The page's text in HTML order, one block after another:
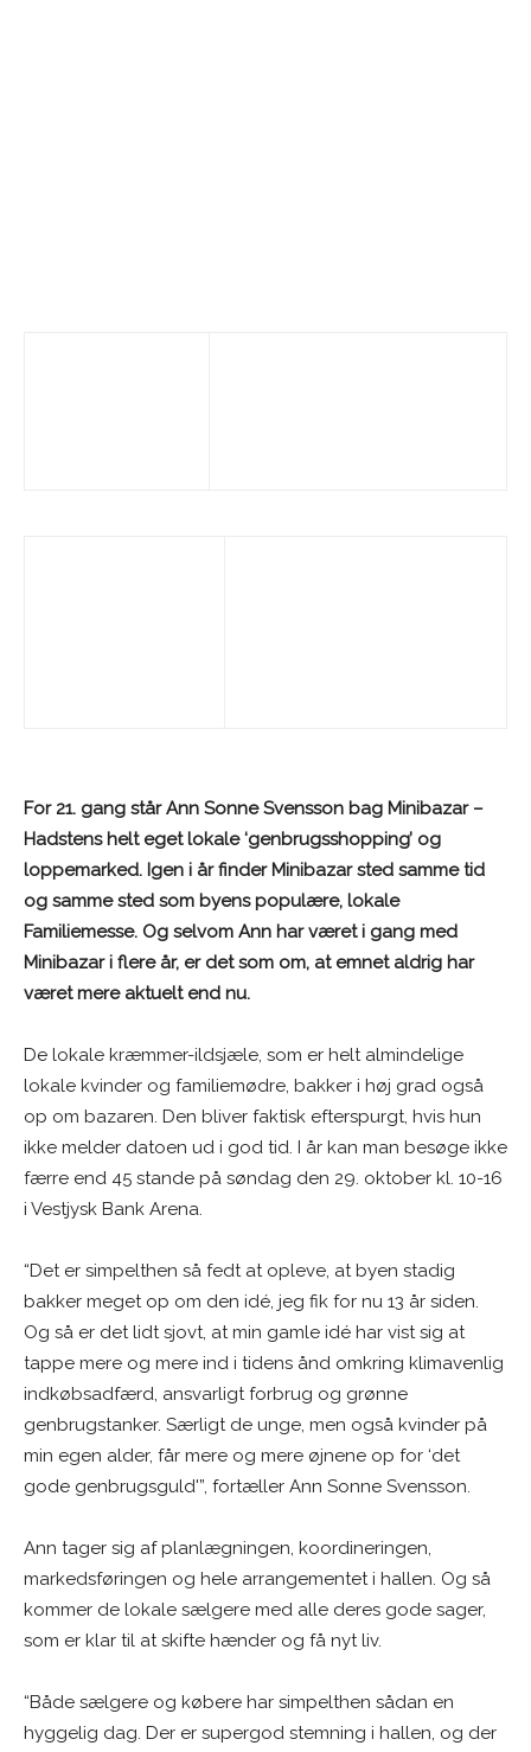
For 21. gang står Ann Sonne Svensson bag Minibazar –
Hadstens helt eget lokale ‘genbrugsshopping’ og
loppemarked. Igen i år finder Minibazar sted samme tid
og samme sted som byens populære, lokale
Familiemesse. Og selvom Ann har været i gang med
Minibazar i flere år, er det som om, at emnet aldrig har
været mere aktuelt end nu.
De lokale kræmmer-ildsjæle, som er helt almindelige
lokale kvinder og familiemødre, bakker i høj grad også
op om bazaren. Den bliver faktisk efterspurgt, hvis hun
ikke melder datoen ud i god tid. I år kan man besøge ikke
færre end 45 stande på søndag den 29. oktober kl. 10-16
i Vestjysk Bank Arena.
“Det er simpelthen så fedt at opleve, at byen stadig
bakker meget op om den idé, jeg fik for nu 13 år siden.
Og så er det lidt sjovt, at min gamle idé har vist sig at
tappe mere og mere ind i tidens ånd omkring klimavenlig
indkøbsadfærd, ansvarligt forbrug og grønne
genbrugstanker. Særligt de unge, men også kvinder på
min egen alder, får mere og mere øjnene op for ‘det
gode genbrugsguld'”, fortæller Ann Sonne Svensson.
Ann tager sig af planlægningen, koordineringen,
markedsføringen og hele arrangementet i hallen. Og så
kommer de lokale sælgere med alle deres gode sager,
som er klar til at skifte hænder og få nyt liv.
“Både sælgere og købere har simpelthen sådan en
hyggelig dag. Der er supergod stemning i hallen, og der